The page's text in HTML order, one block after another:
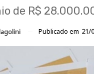
de R$
Publicado em 21/